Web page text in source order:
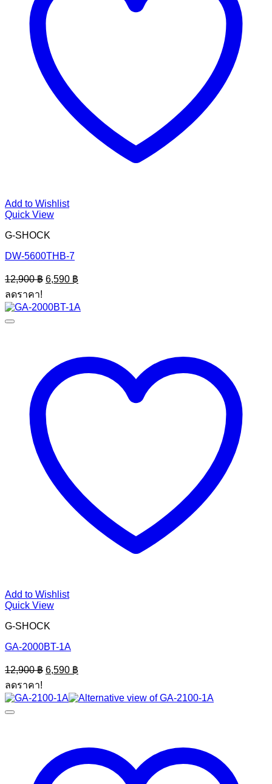
Add to Wishlist
Quick View
G-SHOCK
DW-5600THB-7
12,900฿ Original
price
12,900 ฿.
6,590 ฿
price
6,590 ฿.
ลดราคา!
Add to Wishlist
Quick View
G-SHOCK
GA-2000BT-1A
12,900฿ Original
price
12,900 ฿.
6,590 ฿
price
6,590 ฿.
ลดราคา!